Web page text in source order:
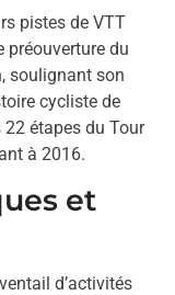
pistes de VTT
préouverture du
soulignant son
cycliste de
étapes du Tour
à 2016.
et
d’activités